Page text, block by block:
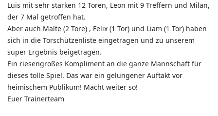
Luis mit sehr starken 12 Toren, Leon mit 9 Treffern und Milan,
der 7 Mal getroffen hat.
Aber auch Malte (2 Tore) , Felix (1 Tor) und Liam (1 Tor) haben
sich in die Torschützenliste eingetragen und zu unserem
super Ergebnis beigetragen.
Ein riesengroßes Kompliment an die ganze Mannschaft für
dieses tolle Spiel. Das war ein gelungener Auftakt vor
heimischem Publikum! Macht weiter so!
Euer Trainerteam